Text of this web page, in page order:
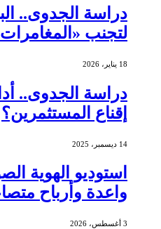
دراسة الجدوى..
لتجنب «المغامرات
18 يناير، 2026
دراسة الجدوى..
إقناع المستثمرين؟
14 ديسمبر، 2025
استوديو الهوية
واعدة وأرباح
3 أغسطس، 2026